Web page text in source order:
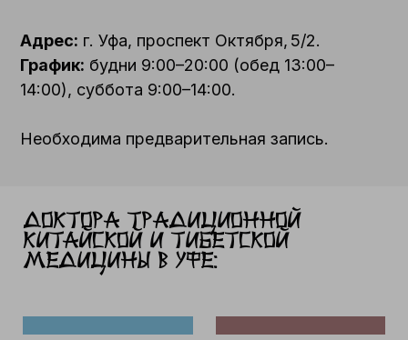
Адрес: г. Уфа, проспект Октября, 5/2.
График: будни 9:00–20:00 (обед 13:00–
14:00), суббота 9:00–14:00.
Необходима предварительная запись.
Доктора традиционной
Китайской и тибетской
медицины в Уфе: